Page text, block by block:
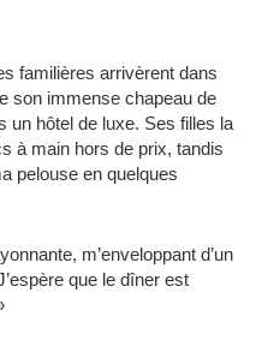
familières arrivèrent dans
son immense chapeau de
un hôtel de luxe. Ses filles la
à main hors de prix, tandis
pelouse en quelques
m’enveloppant d’un
que le dîner est